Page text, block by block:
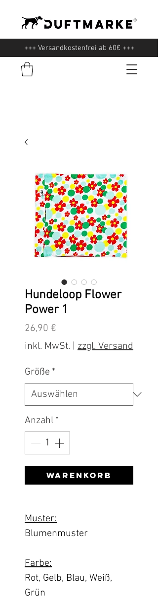
+++ Versandkostenfrei ab 60€ +++
Hundeloop Flower
Power 1
26,90 €
inkl. MwSt.
zzgl. Versand
Größe *
Anzahl *
Warenkorb
Muster:
Blumenmuster
Farbe:
Rot, Gelb, Blau, Weiß,
Grün